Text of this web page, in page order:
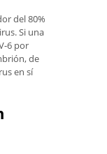
del 80%
Si una
6 por
de
en sí